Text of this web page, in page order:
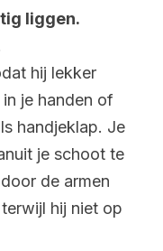
liggen.
hij lekker
je handen of
handjeklap. Je
je schoot te
de armen
hij niet op